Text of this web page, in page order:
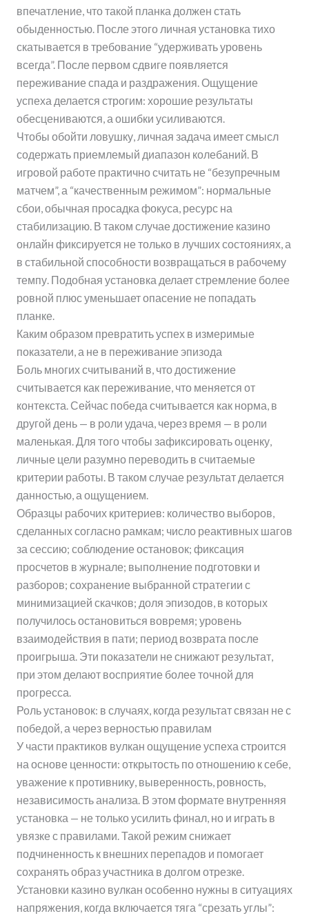
впечатление, что такой планка должен стать
обыденностью. После этого личная установка тихо
скатывается в требование “удерживать уровень
всегда”. После первом сдвиге появляется
переживание спада и раздражения. Ощущение
успеха делается строгим: хорошие результаты
обесцениваются, а ошибки усиливаются.
Чтобы обойти ловушку, личная задача имеет смысл
содержать приемлемый диапазон колебаний. В
игровой работе практично считать не “безупречным
матчем”, а “качественным режимом”: нормальные
сбои, обычная просадка фокуса, ресурс на
стабилизацию. В таком случае достижение казино
онлайн фиксируется не только в лучших состояниях, а
в стабильной способности возвращаться в рабочему
темпу. Подобная установка делает стремление более
ровной плюс уменьшает опасение не попадать
планке.
Каким образом превратить успех в измеримые
показатели, а не в переживание эпизода
Боль многих считываний в, что достижение
считывается как переживание, что меняется от
контекста. Сейчас победа считывается как норма, в
другой день — в роли удача, через время — в роли
маленькая. Для того чтобы зафиксировать оценку,
личные цели разумно переводить в считаемые
критерии работы. В таком случае результат делается
данностью, а ощущением.
Образцы рабочих критериев: количество выборов,
сделанных согласно рамкам; число реактивных шагов
за сессию; соблюдение остановок; фиксация
просчетов в журнале; выполнение подготовки и
разборов; сохранение выбранной стратегии с
минимизацией скачков; доля эпизодов, в которых
получилось остановиться вовремя; уровень
взаимодействия в пати; период возврата после
проигрыша. Эти показатели не снижают результат,
при этом делают восприятие более точной для
прогресса.
Роль установок: в случаях, когда результат связан не с
победой, а через верностью правилам
У части практиков вулкан ощущение успеха строится
на основе ценности: открытость по отношению к себе,
уважение к противнику, выверенность, ровность,
независимость анализа. В этом формате внутренняя
установка — не только усилить финал, но и играть в
увязке с правилами. Такой режим снижает
подчиненность к внешних перепадов и помогает
сохранять образ участника в долгом отрезке.
Установки казино вулкан особенно нужны в ситуациях
напряжения, когда включается тяга “срезать углы”: